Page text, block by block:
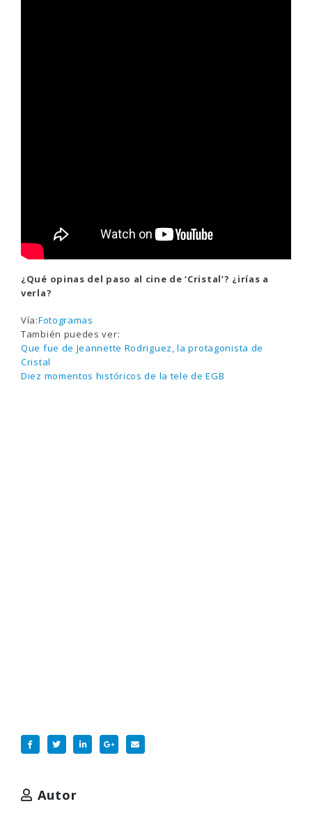
¿Qué opinas del paso al cine de ‘Cristal’? ¿irías a
verla?
Vía:Fotogramas
También puedes ver:
Que fue de Jeannette Rodriguez, la protagonista de
Cristal
Diez momentos históricos de la tele de EGB
Autor